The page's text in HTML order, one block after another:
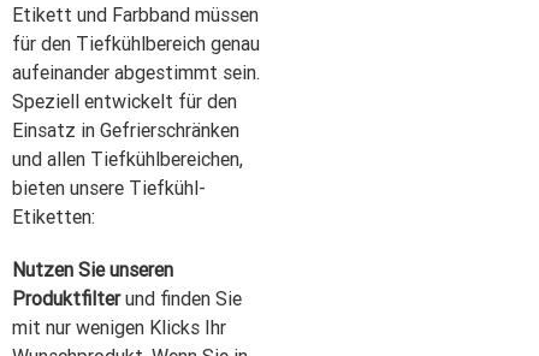
Etikett und Farbband müssen
für den Tiefkühlbereich genau
aufeinander abgestimmt sein.
Speziell entwickelt für den
Einsatz in Gefrierschränken
und allen Tiefkühlbereichen,
bieten unsere Tiefkühl-
Etiketten:
Nutzen Sie unseren
Produktfilterund finden Sie
mit nur wenigen Klicks Ihr